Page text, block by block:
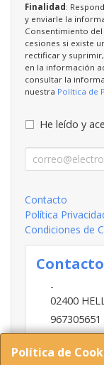
Política de
Finalidad:
y enviarle la
Consentimiento
cesiones si existe
rectificar y
en la información
consultar la
nuestra Política de
He leído y
Contacto
Política
Condiciones de
Contacto
-
02400
967305651